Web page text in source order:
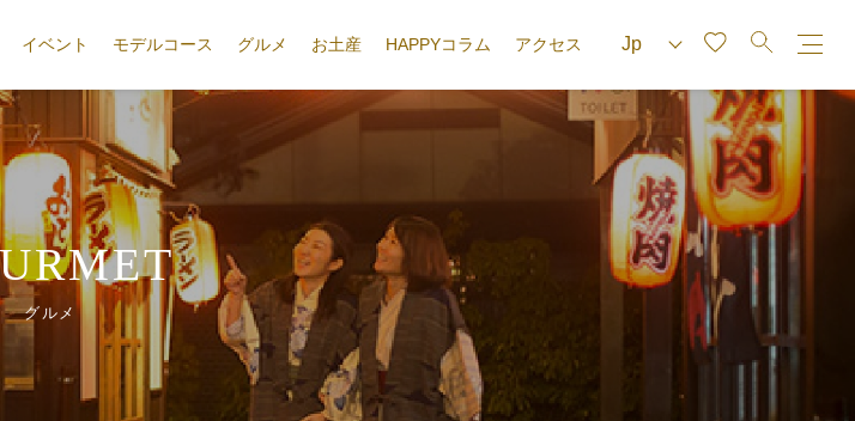
イベント モデルコース グルメ お土産 HAPPYコラム アクセス
グルメ